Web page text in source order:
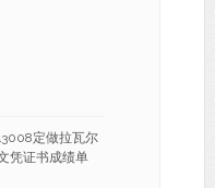
定做拉瓦尔
凭证书成绩单